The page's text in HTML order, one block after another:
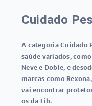
Cuidado
A categoria Cuidado
saúde variados,
Neve e Doble, e
marcas como
vai encontrar
os da Lib.